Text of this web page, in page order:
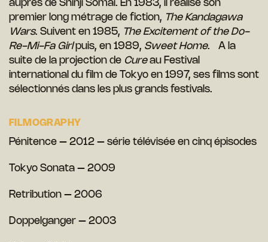
auprès de Shinji Somai. En 1983, il réalise son
premier long métrage de fiction, The Kandagawa
Wars. Suivent en 1985, The Excitement of the Do-
Re-Mi-Fa Girlpuis, en 1989, Sweet Home. A la
suite de la projection de Cureau Festival
international du film de Tokyo en 1997, ses films sont
sélectionnés dans les plus grands festivals.
FILMOGRAPHY
Pénitence – 2012 – série télévisée en cinq épisodes
Tokyo Sonata – 2009
Retribution – 2006
Doppelganger – 2003